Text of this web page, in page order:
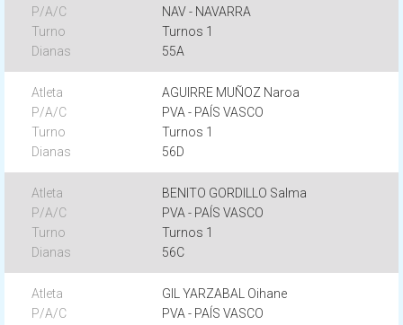
NAV - NAVARRA
Turnos 1
55A
AGUIRRE MUÑOZ Naroa
PVA - PAÍS VASCO
Turnos 1
56D
BENITO GORDILLO Salma
PVA - PAÍS VASCO
Turnos 1
56C
GIL YARZABAL Oihane
PVA - PAÍS VASCO